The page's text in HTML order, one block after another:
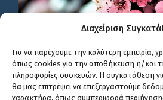
Διαχείριση
Για να παρέχουμε την καλύτερη εμπειρία,
όπως cookies για την αποθήκευση ή/και
πληροφορίες συσκευών. Η συγκατάθεση
θα μας επιτρέψει να επεξεργαστούμε
χαρακτήρα, όπως συμπεριφορά